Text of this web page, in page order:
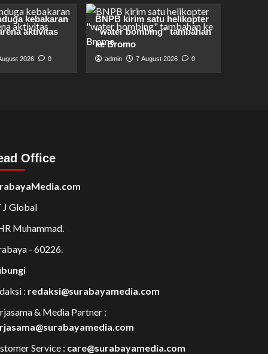
kebakaran
aktivitas
2026 0
BNPB kirim satu helikopter
“water bombing” tambahan
ke Bromo
admin 7 August 2026 0
Office
J Global
Muhammad.
- 60226.
: redaksi@surabayamedia.com
& Media Partner :
Service : care@surabayamedia.com